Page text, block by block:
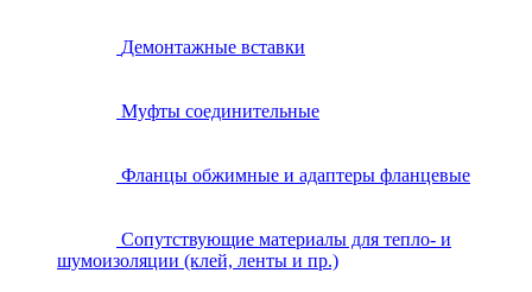
Демонтажные вставки
Муфты соединительные
Фланцы обжимные и адаптеры фланцевые
Сопутствующие материалы для тепло- и
шумоизоляции (клей, ленты и пр.)